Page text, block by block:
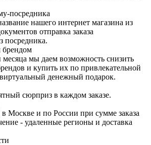
посредника
нашего интернет магазина из
отправка заказа
посредника.
мы даем возможность снизить
и купить их по привлекательной
денежный подарок.
сюрприз в каждом заказе.
в Москве и по России при сумме заказа
- удаленные регионы и доставка